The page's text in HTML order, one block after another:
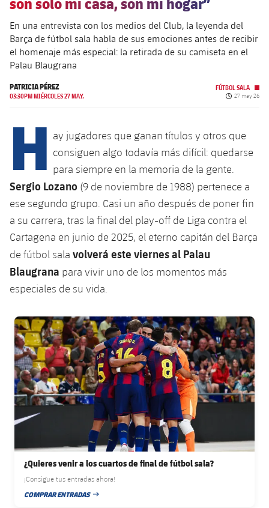
Órganos
label.aria.chevronright
Documents
chevron-right
label.aria.chevronright
chevron-right
label.aria.chevronright
Masia 360
La Masia
Jugadores de leyenda
Entrenadores
plusicon
más
Instalaciones
Spotify Camp Nou
Palau Blaugrana
Estadi Johan Cruyff
Barça Cafe
Ciutat Esportiva
La Masia
plusicon
más
Servicios
Servicios Médicos
Accesibilidad
plusicon
más
Acreditaciones
Instalaciones
En una entrevista con los medios del Club, la leyenda del
Barça de fútbol sala habla de sus emociones antes de recibir
el homenaje más especial: la retirada de su camiseta en el
Palau Blaugrana
PATRICIA PÉREZ
03:30PM MIÉRCOLES 27 MAY.
FÚTBOL SALA
Fecha de
27 may 26
H ay jugadores que ganan títulos y otros que
consiguen algo todavía más difícil: quedarse
para siempre en la memoria de la gente.
Sergio Lozano (9 de noviembre de 1988) pertenece a
ese segundo grupo. Casi un año después de poner fin
a su carrera, tras la final del play-off de Liga contra el
Cartagena en junio de 2025, el eterno capitán del Barça
de fútbol sala volverá este viernes al Palau
Blaugrana para vivir uno de los momentos más
especiales de su vida.
FC Barcelona club badge
¿Quieres venir a los cuartos de final de fútbol sala?
¡Consigue tus entradas ahora!
COMPRAR ENTRADAS
FECHA DE PUBLICACIÓN